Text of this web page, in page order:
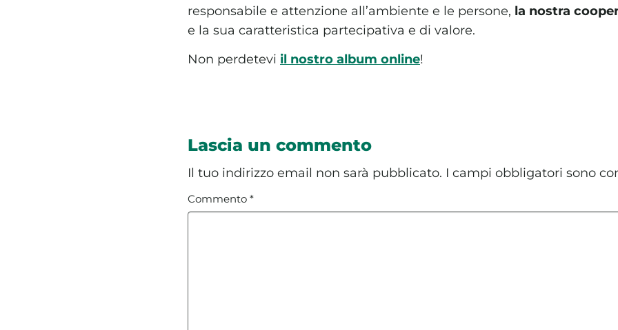
responsabile e attenzione all’ambiente e le persone, la nostra
e la sua caratteristica partecipativa e di valore.
Non perdetevi il nostro album online!
Lascia un commento
Il tuo indirizzo email non sarà pubblicato. I campi obbligatori sono
Commento *